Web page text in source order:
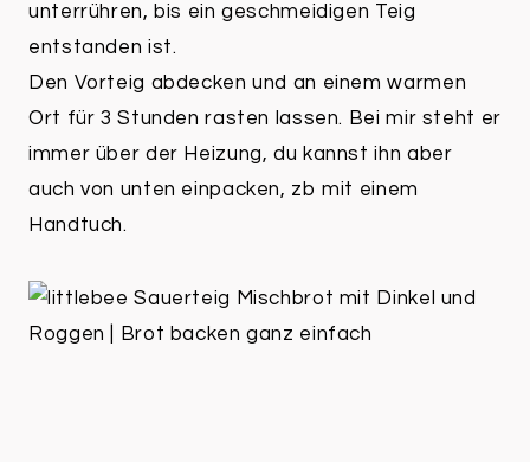
unterrühren, bis ein geschmeidigen Teig
entstanden ist.
Den Vorteig abdecken und an einem warmen
Ort für 3 Stunden rasten lassen. Bei mir steht er
immer über der Heizung, du kannst ihn aber
auch von unten einpacken, zb mit einem
Handtuch.